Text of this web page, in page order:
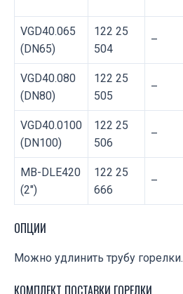
VGD40.065
(DN65)
122 25
504
–
VGD40.080
(DN80)
122 25
505
–
VGD40.0100
(DN100)
122 25
506
–
MB-DLE420
(2″)
122 25
666
–
ОПЦИИ
Можно удлинить трубу горелки.